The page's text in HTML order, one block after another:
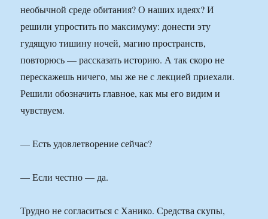
необычной среде обитания? О наших идеях? И
решили упростить по максимуму: донести эту
гудящую тишину ночей, магию пространств,
повторюсь — рассказать историю. А так скоро не
перескажешь ничего, мы же не с лекцией приехали.
Решили обозначить главное, как мы его видим и
чувствуем.
— Есть удовлетворение сейчас?
— Если честно — да.
Трудно не согласиться с Ханико. Средства скупы,